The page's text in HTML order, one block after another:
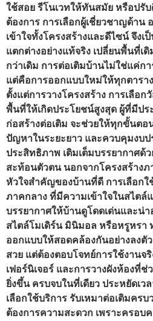
ใช้สอย รีโนเวทให้ทันสมัย หรือปรั
ต้องการ การเลือกผู้เชี่ยวชาญด้าน
เข้าใจทั้งโครงสร้างและดีไซน์ จึง
แตกต่างอย่างแท้จริง เปลี่ยนพื้นที่เ
กว่าเดิม การต่อเติมบ้านไม่ใช่แค่ก
แต่คือการออกแบบใหม่ให้ทุกตารา
ตั้งแต่การวางโครงสร้าง การเลือก
พื้นที่ให้เกิดประโยชน์สูงสุด ผู้ที่มีป
ก่อสร้างต่อเติม จะช่วยให้ทุกขั้นตอ
ปัญหาในระยะยาว และควบคุมงบ
ประสิทธิภาพ เติมเต็มบรรยากาศด้
สะท้อนตัวตน นอกจากโครงสร้างภ
หัวใจสำคัญของบ้านที่ดี การเลือกใ
ภาคกลาง ที่มีความเข้าใจในสไตล์
บรรยากาศให้บ้านดูโดดเด่นและน่
สไตล์โมเดิร์น มินิมอล หรือหรูหรา
ออกแบบให้สอดคล้องกันอย่างลงตั
สวย แต่ต้องตอบโจทย์การใช้งานจ
เฟอร์นิเจอร์ และการวางผังห้องที่
ยิ่งขึ้น ครบจบในที่เดียว ประหยัดเว
เลือกใช้บริการ รับเหมาต่อเติมคร
ต้องการความสะดวก เพราะครอบ